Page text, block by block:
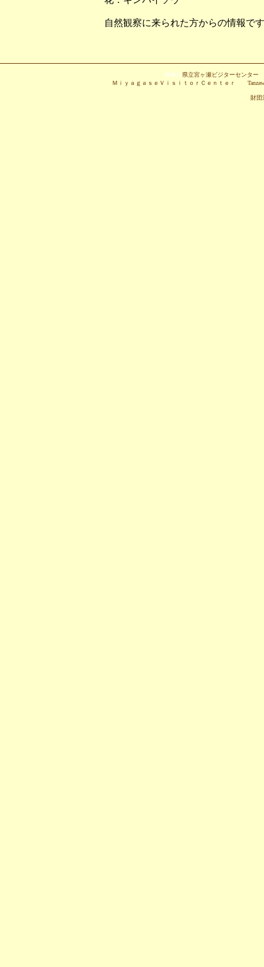
自然観察に来られた方からの情報で
神奈川
県立宮ヶ瀬ビジターセン
ＭｉｙａｇａｓｅＶｉｓｉｔｏｒＣｅｎｔｅｒ Tanzawa-
財